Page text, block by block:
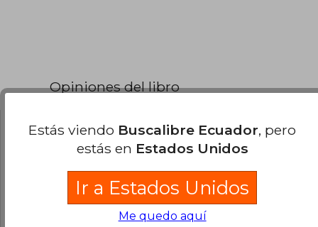
Opiniones del libro
¿Leíste este libro? Inicia sesión para poder
0% (0)
0% (0)
Estás viendo Buscalibre Ecuador, pero
estás en Estados Unidos
Ir a Estados Unidos
Me quedo aquí